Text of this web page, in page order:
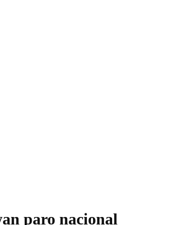
paro nacional